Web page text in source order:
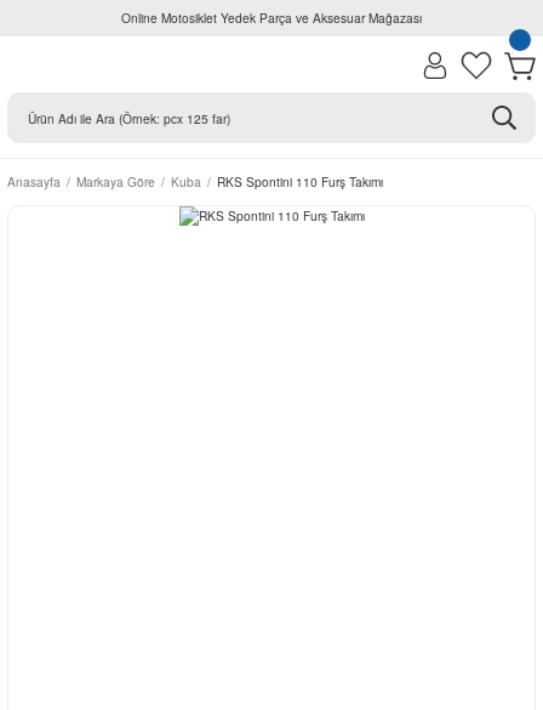
Online Motosiklet Yedek Parça ve Aksesuar Mağazası
Anasayfa Markaya Göre Kuba RKS Spontini 110 Furş Takımı